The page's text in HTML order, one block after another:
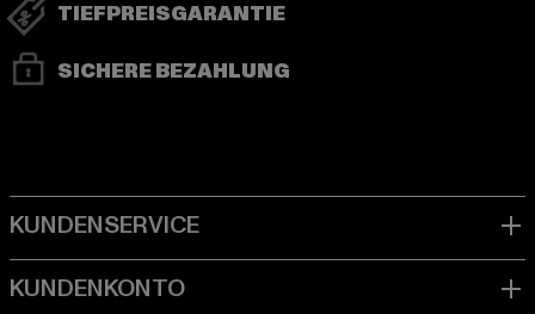
TIEFPREISGARANTIE
SICHERE BEZAHLUNG